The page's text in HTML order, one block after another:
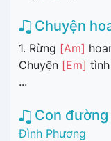
Chuyện
1. Rừng [Am]
Chuyện [Em]
...
Con
Đình Phương